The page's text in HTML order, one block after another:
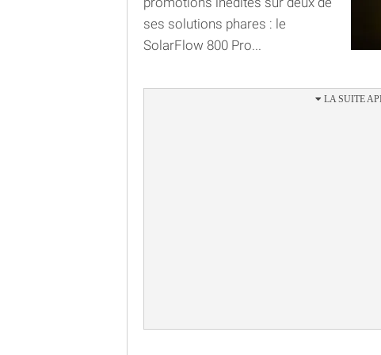
ses solutions phares : le
SolarFlow 800 Pro...